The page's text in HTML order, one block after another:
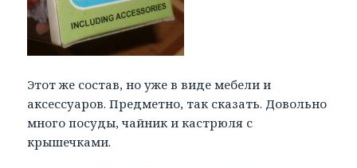
Этот же состав, но уже в виде мебели и
аксессуаров. Предметно, так сказать. Довольно
много посуды, чайник и кастрюля с
крышечками.